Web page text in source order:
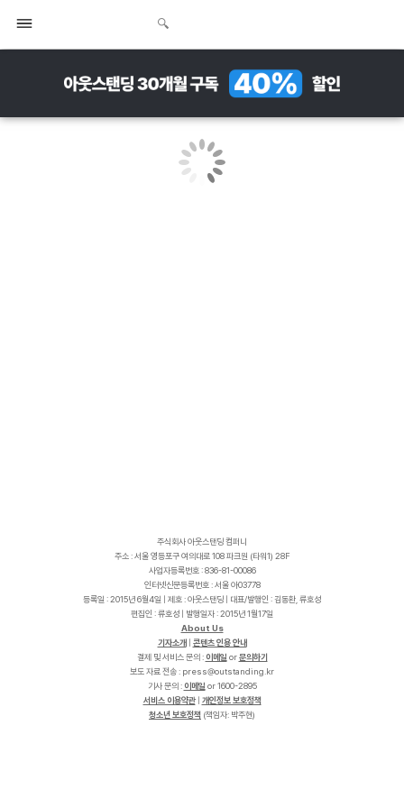
주식회사 아웃스탠딩 컴퍼니
주소 : 서울 영등포구 여의대로 108 파크원 (타워1) 28F
사업자등록번호 : 836-81-00086
인터넷신문등록번호 : 서울 아03778
등록일 : 2015년 6월4일 | 제호 : 아웃스탠딩 | 대표/발행인 : 김동환, 류호성
편집인 : 류호성 | 발행일자 : 2015년 1월17일
About Us
기자소개
콘텐츠 인용 안내
결제 및 서비스 문의 : 이메일 or문의하기
보도 자료 전송 :
r
k
.
g
n
i
d
n
a
t
s
t
u
o
@
s
s
e
r
p
기사 문의 : 이메일 or 1600-2895
서비스 이용약관| 개인정보 보호정책
청소년 보호정책 (책임자: 박주현)